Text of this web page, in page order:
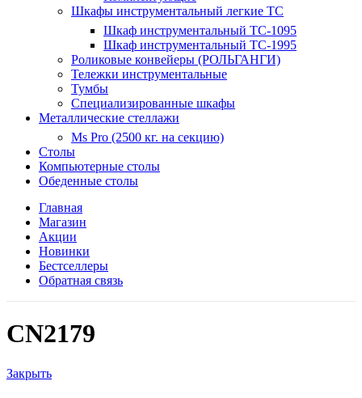
Шкафы инструментальный легкие ТС
Шкаф инструментальный TC-1095
Шкаф инструментальный TC-1995
Роликовые конвейеры (РОЛЬГАНГИ)
Тележки инструментальные
Тумбы
Специализированные шкафы
Металлические стеллажи
Ms Pro (2500 кг. на секцию)
Столы
Компьютерные столы
Обеденные столы
Главная
Магазин
Акции
Новинки
Бестселлеры
Обратная связь
CN2179
Закрыть